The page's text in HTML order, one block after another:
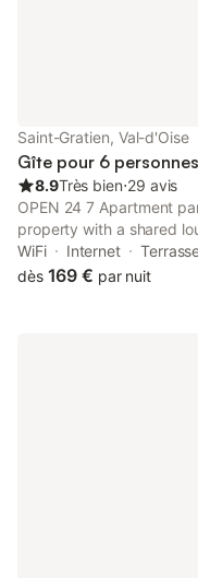
Saint-Gratien, Val-d'Oise
Gîte pour 6 personnes
8.9Très bien⋅29 avis
OPEN 24 7 Apartment
property with a shared
from Stade de France,
as 15 km from Sacré-
WiFi Internet
dès 169 € par nuit